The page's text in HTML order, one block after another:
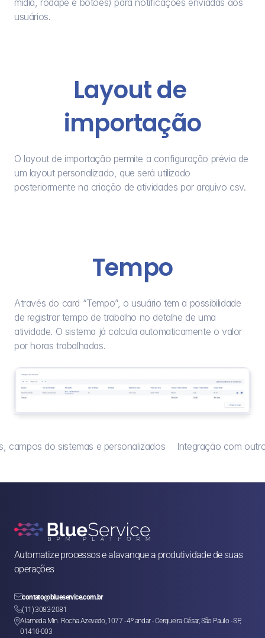
usuários.
Layout de
importação
O layout de importação permite a configuração prévia de
um layout personalizado, que será utilizado
posteriormente na criação de atividades por arquivo csv.
Tempo
Através do card “Tempo”, o usuário tem a possibilidade
de registrar tempo de trabalho no detalhe de uma
atividade. O sistema já calcula automaticamente o valor
por horas trabalhadas.
campos do sistemas e personalizados Integração com
Automatize processos e alavanque a produtividade de suas
operações
contato@blueservice.com.br
(11) 3083-2081
Alameda Min. Rocha Azevedo, 1077 - 4º andar - Cerqueira César, São Paulo - SP,
01410-003